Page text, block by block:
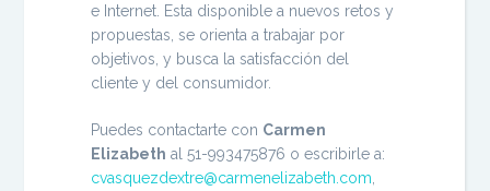
e Internet. Esta disponible a nuevos retos y
propuestas, se orienta a trabajar por
objetivos, y busca la satisfacción del
cliente y del consumidor.
Puedes contactarte con Carmen
Elizabeth al 51-993475876 o escribirle a:
cvasquezdextre@carmenelizabeth.com